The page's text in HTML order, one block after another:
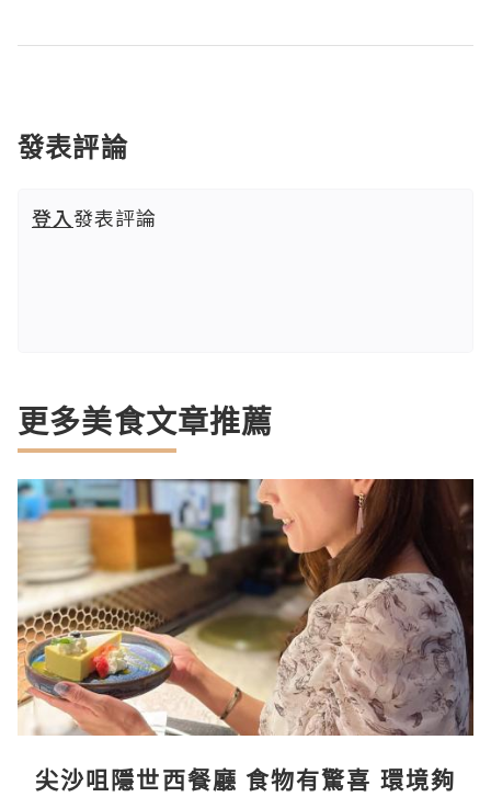
發表評論
登入發表評論
更多美食文章推薦
尖沙咀隱世西餐廳 食物有驚喜 環境夠